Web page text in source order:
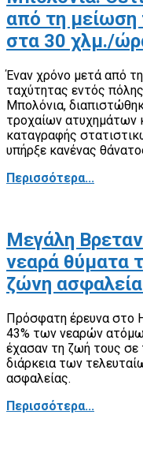
από τη μείωση
στα 30 χλμ./
Έναν χρόνο μετά από
ταχύτητας εντός
Μπολόνια,
τροχαίων ατυχημάτων
καταγραφής
υπήρξε κανένας
Περισσότερα...
Μεγάλη
νεαρά θύματα
ζώνη
Πρόσφατη έρευνα στο
43% των νεαρών
έχασαν τη ζωή τους σε
διάρκεια των
ασφαλείας.
Περισσότερα...